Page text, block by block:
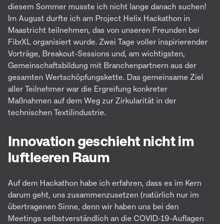
diesem Sommer musste ich nicht lange danach suchen!
Im August durfte ich am Project Helix Hackathon in
Maastricht teilnehmen, das von unseren Freunden bei
FibrXL organisiert wurde. Zwei Tage voller inspirierender
Vorträge, Breakout-Sessions und, am wichtigsten,
Gemeinschaftsbildung mit Branchenpartnern aus der
gesamten Wertschöpfungskette. Das gemeinsame Ziel
aller Teilnehmer war die Ergreifung konkreter
Maßnahmen auf dem Weg zur Zirkularität in der
technischen Textilindustrie.
Innovation geschieht nicht im
luftleeren Raum
Auf dem Hackathon habe ich erfahren, dass es im Kern
darum geht, uns zusammenzusetzen (natürlich nur im
übertragenen Sinne, denn wir haben uns bei den
Meetings selbstverständlich an die COVID-19-Auflagen